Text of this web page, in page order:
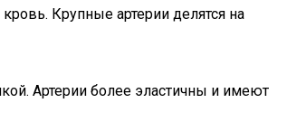
Крупные артерии делятся на
Артерии более эластичны и имеют